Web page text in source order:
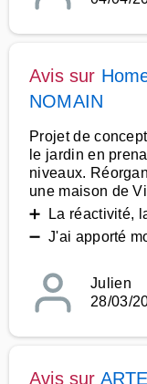
Avis sur
NOMAIN
Projet de
le jardin en
niveaux.
une maison de
➕ La réactivité,
➖ J'ai apporté
Julien
28/03/
Avis sur ARTE